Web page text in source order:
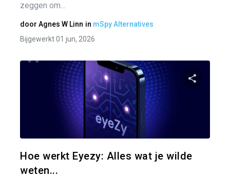
zeggen om...
door Agnes W Linn in mSpy Alternatives
Bijgewerkt 01 jun, 2026
Hoe werkt Eyezy: Alles wat je wilde
weten...